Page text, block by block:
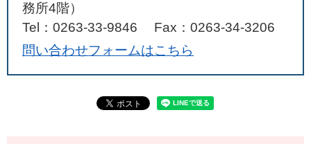
務所4階）
Tel：0263-33-9846
Fax：0263-34-3206
問い合わせフォームはこちら